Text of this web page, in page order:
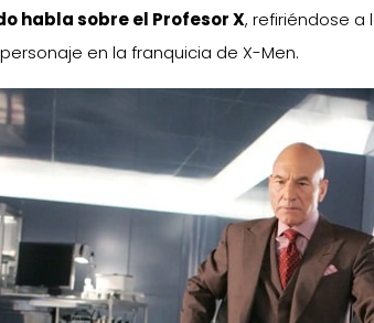
habla sobre el Profesor X, refiriéndose
en la franquicia de X-Men.